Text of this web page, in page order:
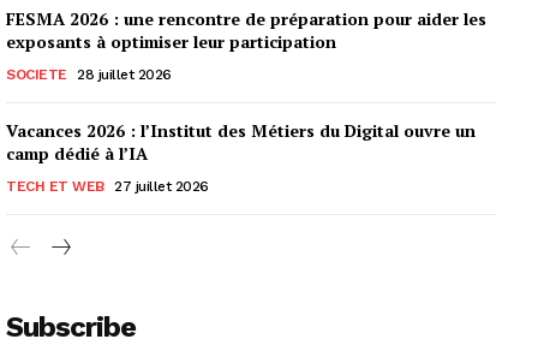
FESMA 2026 : une rencontre de préparation pour aider les
exposants à optimiser leur participation
SOCIETE 28 juillet 2026
Vacances 2026 : l’Institut des Métiers du Digital ouvre un
camp dédié à l’IA
TECH ET WEB 27 juillet 2026
Subscribe